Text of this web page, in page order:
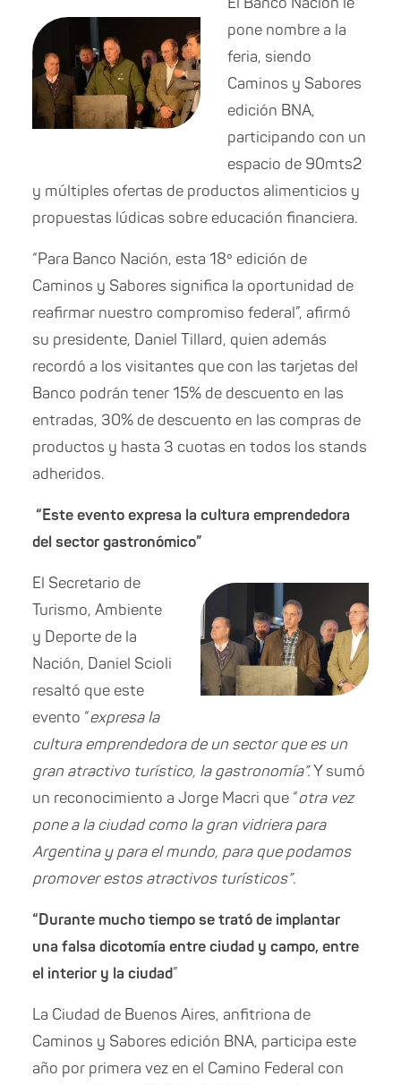
pone nombre a la
feria, siendo
Caminos y Sabores
edición BNA,
participando con un
espacio de 90mts2
y múltiples ofertas de productos alimenticios y
propuestas lúdicas sobre educación financiera.
“Para Banco Nación, esta 18º edición de
Caminos y Sabores significa la oportunidad de
reafirmar nuestro compromiso federal”, afirmó
su presidente, Daniel Tillard, quien además
recordó a los visitantes que con las tarjetas del
Banco podrán tener 15% de descuento en las
entradas, 30% de descuento en las compras de
productos y hasta 3 cuotas en todos los stands
adheridos.
“Este evento expresa la cultura emprendedora
del sector gastronómico”
El Secretario de
Turismo, Ambiente
y Deporte de la
Nación, Daniel Scioli
resaltó que este
evento “expresa la
cultura emprendedora de un sector que es un
gran atractivo turístico, la gastronomía”.Y sumó
un reconocimiento a Jorge Macri que “otra vez
pone a la ciudad como la gran vidriera para
Argentina y para el mundo, para que podamos
promover estos atractivos turísticos”.
“Durante mucho tiempo se trató de implantar
una falsa dicotomía entre ciudad y campo, entre
el interior y la ciudad”
La Ciudad de Buenos Aires, anfitriona de
Caminos y Sabores edición BNA, participa este
año por primera vez en el Camino Federal con